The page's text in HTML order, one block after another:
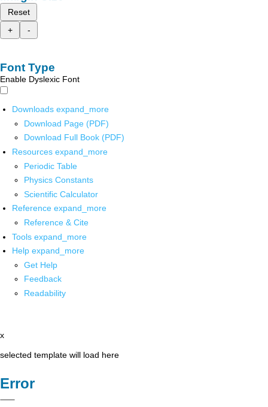
Reset
+
-
Font Type
Enable Dyslexic Font
Downloads expand_more
Download Page (PDF)
Download Full Book (PDF)
Resources expand_more
Periodic Table
Physics Constants
Scientific Calculator
Reference expand_more
Reference & Cite
Tools expand_more
Help expand_more
Get Help
Feedback
Readability
x
selected template will load here
Error